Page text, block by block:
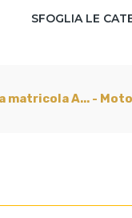
SFOGLIA LE
matricola A... -